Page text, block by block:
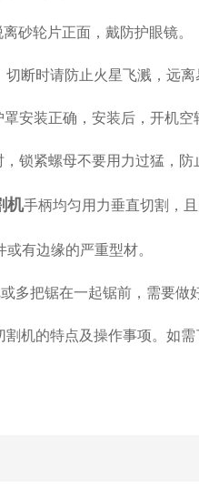
轮片正面，戴防护眼镜。
时请防止火星飞溅，远离
装正确，安装后，开机空
紧螺母不要用力过猛，防
机手柄均匀用力垂直切割，且
有边缘的严重型材。
把锯在一起锯前，需要做好
的特点及操作事项。如需